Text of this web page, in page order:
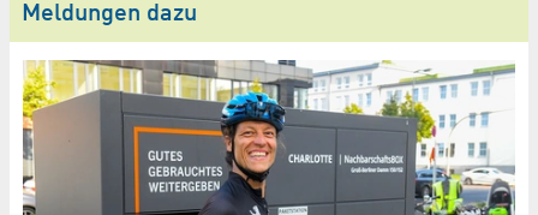
Meldungen dazu